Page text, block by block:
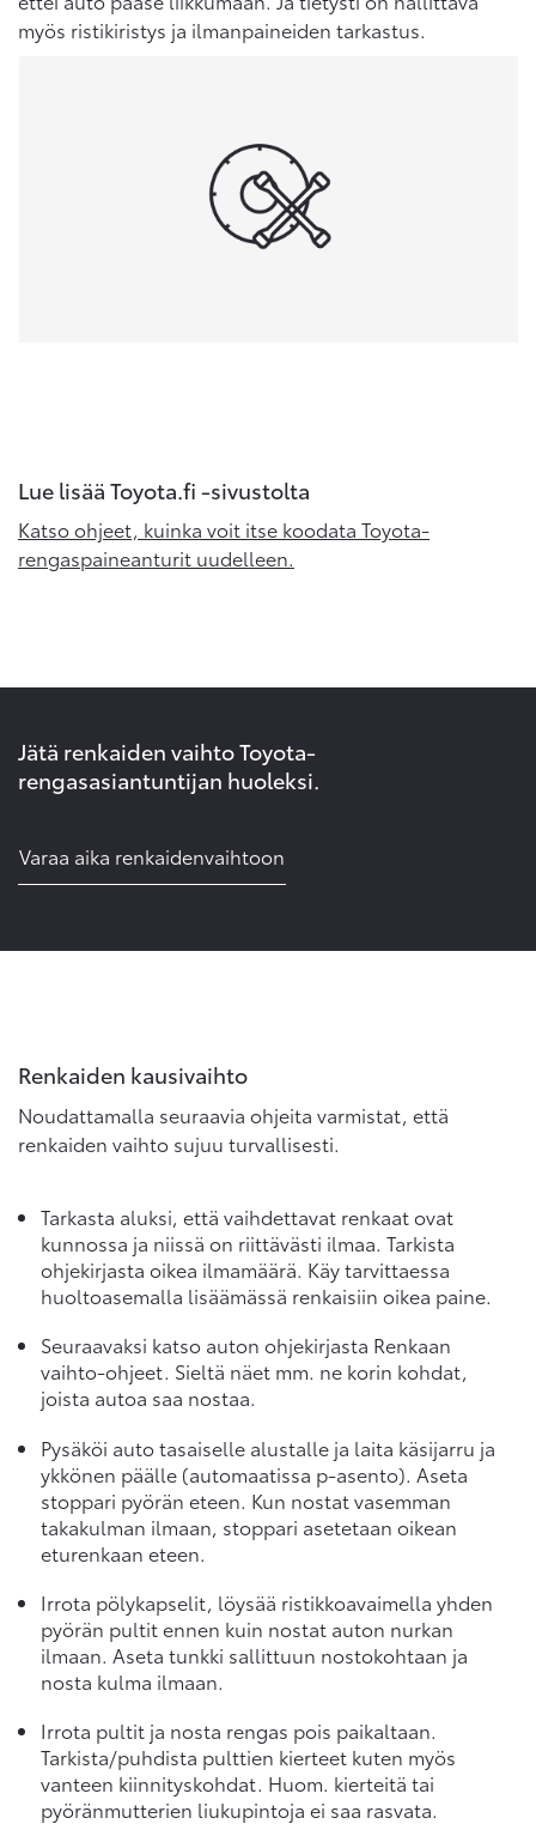
myös ristikiristys ja ilmanpaineiden tarkastus.
Lue lisää Toyota.fi -sivustolta
Katso ohjeet, kuinka voit itse koodata Toyota-
rengaspaineanturit uudelleen.
Jätä renkaiden vaihto Toyota-
rengasasiantuntijan huoleksi.
Varaa aika renkaidenvaihtoon
Renkaiden kausivaihto
Noudattamalla seuraavia ohjeita varmistat, että
renkaiden vaihto sujuu turvallisesti.
Tarkasta aluksi, että vaihdettavat renkaat ovat
kunnossa ja niissä on riittävästi ilmaa. Tarkista
ohjekirjasta oikea ilmamäärä. Käy tarvittaessa
huoltoasemalla lisäämässä renkaisiin oikea paine.
Seuraavaksi katso auton ohjekirjasta Renkaan
vaihto-ohjeet. Sieltä näet mm. ne korin kohdat,
joista autoa saa nostaa.
Pysäköi auto tasaiselle alustalle ja laita käsijarru ja
ykkönen päälle (automaatissa p-asento). Aseta
stoppari pyörän eteen. Kun nostat vasemman
takakulman ilmaan, stoppari asetetaan oikean
eturenkaan eteen.
Irrota pölykapselit, löysää ristikkoavaimella yhden
pyörän pultit ennen kuin nostat auton nurkan
ilmaan. Aseta tunkki sallittuun nostokohtaan ja
nosta kulma ilmaan.
Irrota pultit ja nosta rengas pois paikaltaan.
Tarkista/puhdista pulttien kierteet kuten myös
vanteen kiinnityskohdat. Huom. kierteitä tai
pyöränmutterien liukupintoja ei saa rasvata.